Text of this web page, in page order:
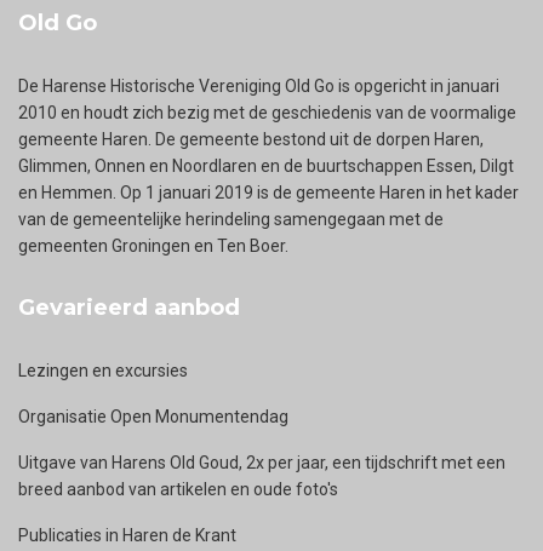
Old Go
De Harense Historische Vereniging Old Go is opgericht in januari
2010 en houdt zich bezig met de geschiedenis van de voormalige
gemeente Haren. De gemeente bestond uit de dorpen Haren,
Glimmen, Onnen en Noordlaren en de buurtschappen Essen, Dilgt
en Hemmen. Op 1 januari 2019 is de gemeente Haren in het kader
van de gemeentelijke herindeling samengegaan met de
gemeenten Groningen en Ten Boer.
Gevarieerd aanbod
Lezingen en excursies
Organisatie Open Monumentendag
Uitgave van Harens Old Goud, 2x per jaar, een tijdschrift met een
breed aanbod van artikelen en oude foto's
Publicaties in Haren de Krant